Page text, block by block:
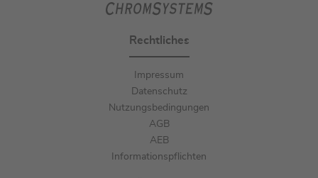
Rechtliches
Impressum
Datenschutz
Nutzungsbedingungen
AGB
AEB
Informationspflichten